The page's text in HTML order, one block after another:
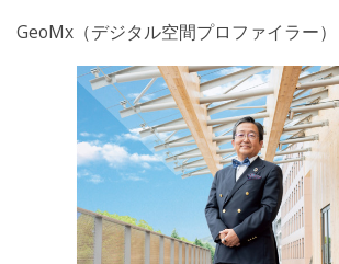
GeoMx（デジタル空間プロファイラー）